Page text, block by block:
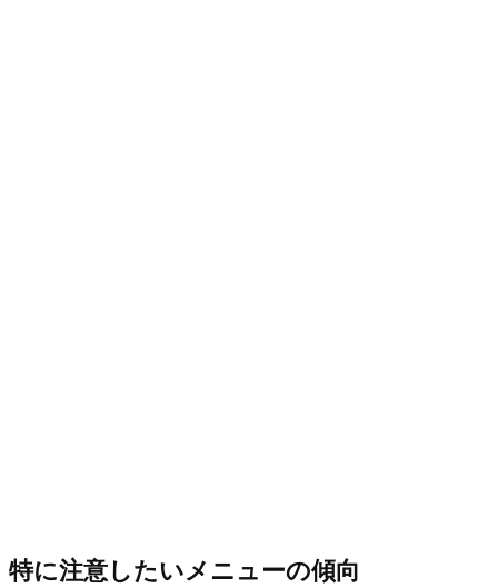
特に注意したいメニューの傾向